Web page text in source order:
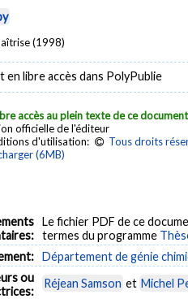
(1998)
en libre accès dans PolyPublie
accès au plein texte de ce document
officielle de l'éditeur
d'utilisation:
Tous droits
(6MB)
Le fichier PDF de ce
termes du programme
Département de génie
ou
Réjean Samson et Michel